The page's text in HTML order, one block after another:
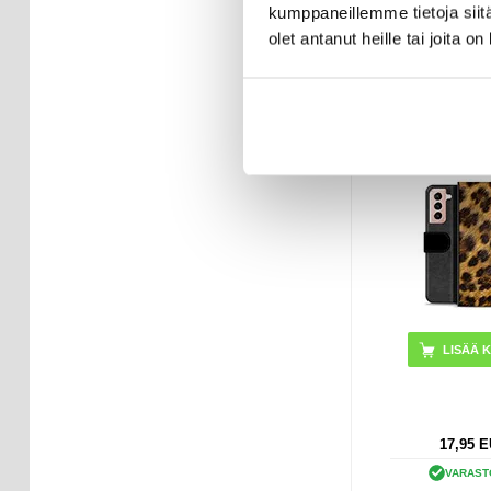
kumppaneillemme tietoja
olet antanut heille tai joita
17,95